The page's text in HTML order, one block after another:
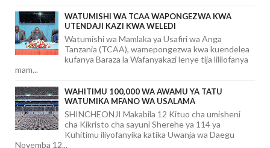
WATUMISHI WA TCAA WAPONGEZWA KWA
UTENDAJI KAZI KWA WELEDI
Watumishi wa Mamlaka ya Usafiri wa Anga
Tanzania (TCAA), wamepongezwa kwa kuendelea
kufanya Baraza la Wafanyakazi lenye tija lililofanya
mam...
WAHITIMU 100,000 WA AWAMU YA TATU
WATUMIKA MFANO WA USALAMA
SHINCHEONJI Makabila 12 Kituo cha umisheni
cha Kikristo cha sayuni Sherehe ya 114 ya
Kuhitimu iliyofanyika katika Uwanja wa Daegu
Novemba 12...